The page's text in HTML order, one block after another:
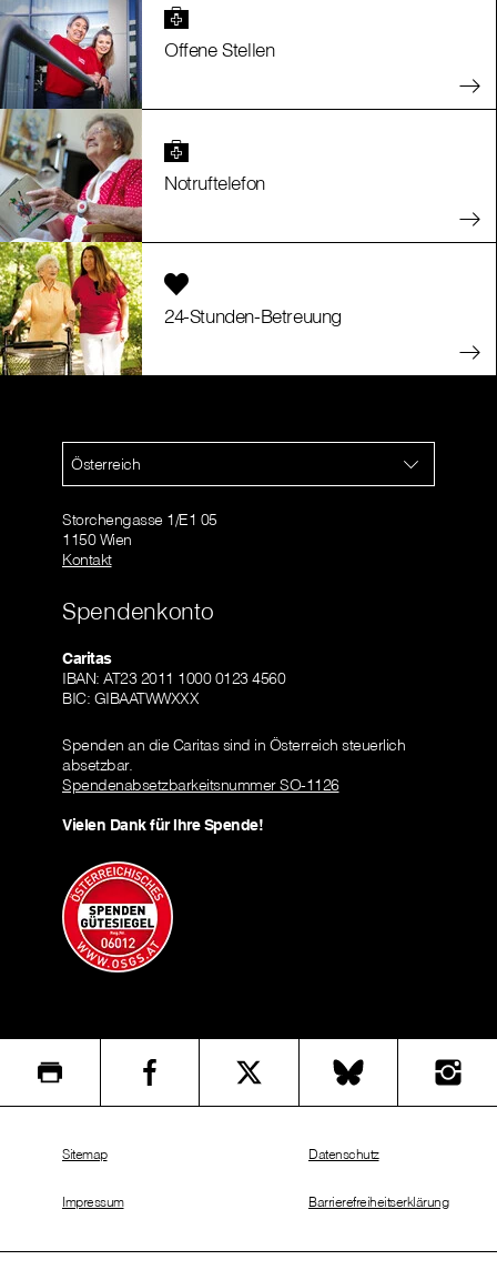
Offene Stellen
Notruftelefon
24-Stunden-Betreuung
Österreich
Storchengasse 1/E1 05
1150 Wien
Kontakt
Spendenkonto
Caritas
IBAN: AT23 2011 1000 0123 4560
BIC: GIBAATWWXXX
Spenden an die Caritas sind in Österreich steuerlich
absetzbar.
Spendenabsetzbarkeitsnummer SO-1126
Vielen Dank für Ihre Spende!
Sitemap
Impressum
Datenschutz
Barrierefreiheitserklärung